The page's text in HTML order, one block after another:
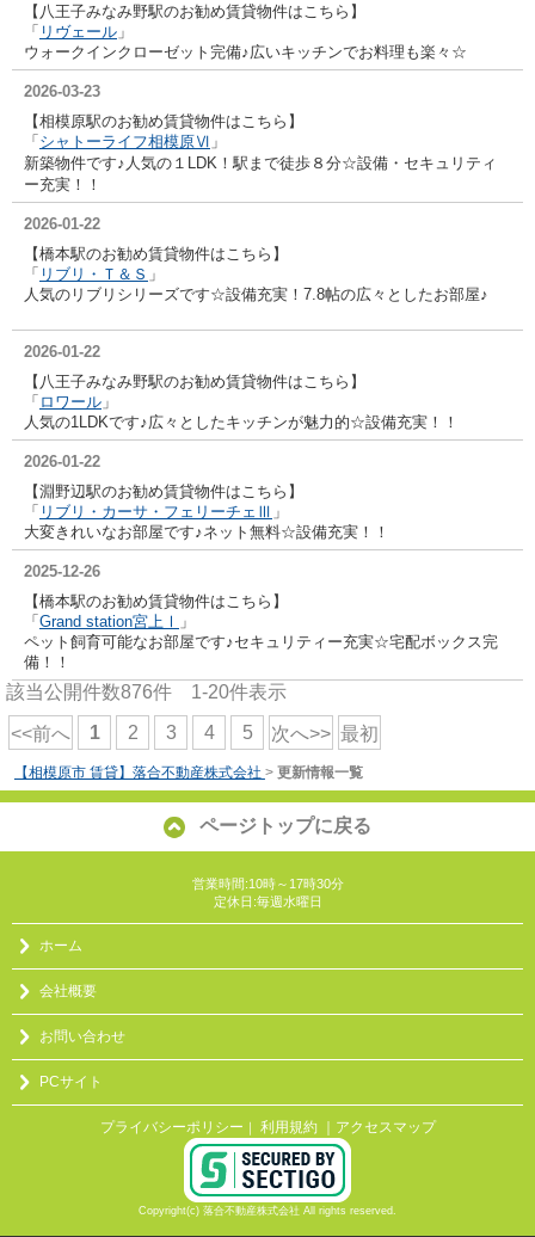
【八王子みなみ野駅のお勧め賃貸物件はこちら】
「 リヴェール 」
ウォークインクローゼット完備♪広いキッチンでお料理も楽々☆
2026-03-23
【相模原駅のお勧め賃貸物件はこちら】
「 シャトーライフ相模原Ⅵ 」
新築物件です♪人気の１LDK！駅まで徒歩８分☆設備・セキュリティ
ー充実！！
2026-01-22
【橋本駅のお勧め賃貸物件はこちら】
「 リブリ・Ｔ＆Ｓ 」
人気のリブリシリーズです☆設備充実！7.8帖の広々としたお部屋♪
2026-01-22
【八王子みなみ野駅のお勧め賃貸物件はこちら】
「 ロワール 」
人気の1LDKです♪広々としたキッチンが魅力的☆設備充実！！
2026-01-22
【淵野辺駅のお勧め賃貸物件はこちら】
「 リブリ・カーサ・フェリーチェⅢ 」
大変きれいなお部屋です♪ネット無料☆設備充実！！
2025-12-26
【橋本駅のお勧め賃貸物件はこちら】
「 Grand station宮上Ⅰ
」
ペット飼育可能なお部屋です♪セキュリティー充実☆宅配ボックス完
備！！
該当公開件数876件 1-20件表示
<<前へ 1 2 3 4 5 次へ>> 最初
【相模原市 賃貸】落合不動産株式会社 > 更新情報一覧
ページトップに戻る
営業時間:10時～17時30分
定休日:毎週水曜日
ホーム
会社概要
お問い合わせ
PCサイト
プライバシーポリシー ｜ 利用規約 ｜アクセスマップ
Copyright(c) 落合不動産株式会社 All rights reserved.